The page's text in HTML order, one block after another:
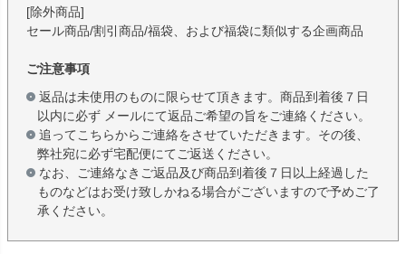
[除外商品]
セール商品/割引商品/福袋、および福袋に類似する企画商品
ご注意事項
返品は未使用のものに限らせて頂きます。商品到着後７日
以内に必ず メールにて返品ご希望の旨をご連絡ください。
追ってこちらからご連絡をさせていただきます。その後、
弊社宛に必ず宅配便にてご返送ください。
なお、ご連絡なきご返品及び商品到着後７日以上経過した
ものなどはお受け致しかねる場合がございますので予めご了
承ください。